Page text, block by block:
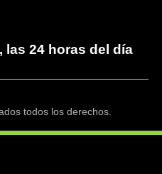
las 24 horas del día
todos los derechos.